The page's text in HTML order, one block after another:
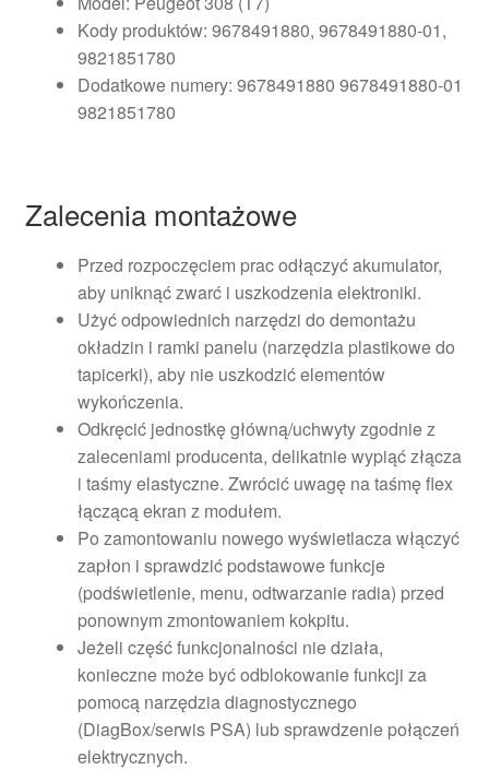
Kody produktów: 9678491880, 9678491880-01,
9821851780
Dodatkowe numery: 9678491880 9678491880-01
9821851780
Zalecenia montażowe
Przed rozpoczęciem prac odłączyć akumulator,
aby uniknąć zwarć i uszkodzenia elektroniki.
Użyć odpowiednich narzędzi do demontażu
okładzin i ramki panelu (narzędzia plastikowe do
tapicerki), aby nie uszkodzić elementów
wykończenia.
Odkręcić jednostkę główną/uchwyty zgodnie z
zaleceniami producenta, delikatnie wypiąć złącza
i taśmy elastyczne. Zwrócić uwagę na taśmę flex
łączącą ekran z modułem.
Po zamontowaniu nowego wyświetlacza włączyć
zapłon i sprawdzić podstawowe funkcje
(podświetlenie, menu, odtwarzanie radia) przed
ponownym zmontowaniem kokpitu.
Jeżeli część funkcjonalności nie działa,
konieczne może być odblokowanie funkcji za
pomocą narzędzia diagnostycznego
(DiagBox/serwis PSA) lub sprawdzenie połączeń
elektrycznych.